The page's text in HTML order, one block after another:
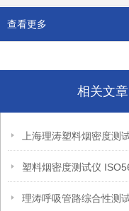
查看更多
相关文章